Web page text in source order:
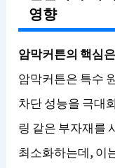
영향
암막커튼의 핵심
암막커튼은 특수
차단 성능을 극대
링 같은 부자재를
최소화하는데, 이